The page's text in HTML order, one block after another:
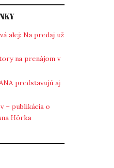
alej: Na predaj už
na prenájom v
predstavujú aj
– publikácia o
Hôrka